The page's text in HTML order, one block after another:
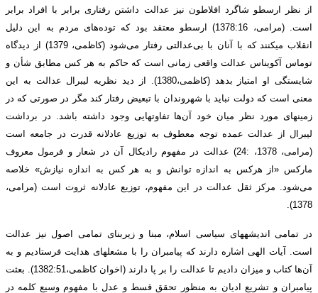
از نظر ارسطو ­شاگرد افلاطون­ نیز عدالت داشتن رفتاری برابر با افراد برابر
است. (مرامی، 1378:­16) ارسطو معتقد بود که توده‌های مردم به این دلیل
انقلاب می­کنند که با آنان با بی‌عدالتی رفتار می‌شود (کاظمی، 1379) از دیدگاه
توماس آکویناس عدالت واقعی زمانی است که حاکم به هر کس مطابق شأن و
شایستگی او امتیاز بدهد (کاظمی،­1380). از دید نظریه لیبرال عدالت به این
معنی است که دولت نباید با شهروندان با تبعیض رفتار کند مگر در صورتی که در
زمینه­ای مورد نظر میان خود آن‌ها تفاوت­هایی وجود داشته باشد. در برداشت
لیبرال از عدالت عمده توجه معطوف به توزیع عادلانه قدرت در جامعه است
(مرامی، 1378، :24) عدالت در مفهوم رادیکال آن در شعار و فرمول معروف
مارکس «از هرکس به اندازه توانش و به هر کس به اندازه نیازش­» خلاصه
می‌شود. مرکز ثقل عدالت در این مفهوم، توزیع عادلانه ثروت است (مرامی،
1378).
در تمامی اندیشه­های سیاسی اسلام، مبنا و زیربنای تمامی اصول نیز عدالت
است. آیات الهی اشاره دارند که پیامبران را با مشعل­های هدایت فرستادیم و به
آن‌ها کتاب و میزان دادیم تا عدالت را بر پا دارند (اخوان کاظمی،­1382:­51). بعثت
پیامبران و تشریع ادیان به منظور تحقق قسط و عدل با مفهوم وسیع کلمه در